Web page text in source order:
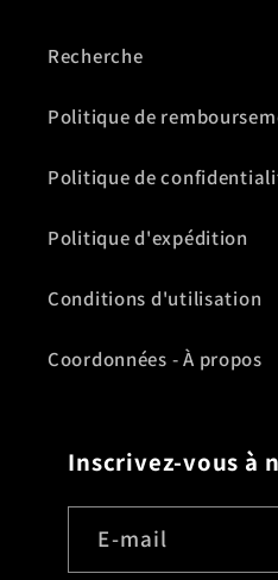
Recherche
Politique de
Politique de
Politique d'expédition
Conditions d'utilisation
Coordonnées - À propos
Inscrivez-vous à
E-mail